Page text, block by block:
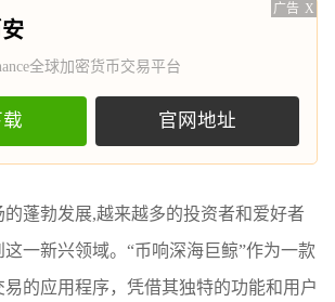
广告 X
全球加密货币交易平台
官网地址
的蓬勃发展,越来越多的投资者和爱好者
一新兴领域。“币响深海巨鲸”作为一款
的应用程序，凭借其独特的功能和用户